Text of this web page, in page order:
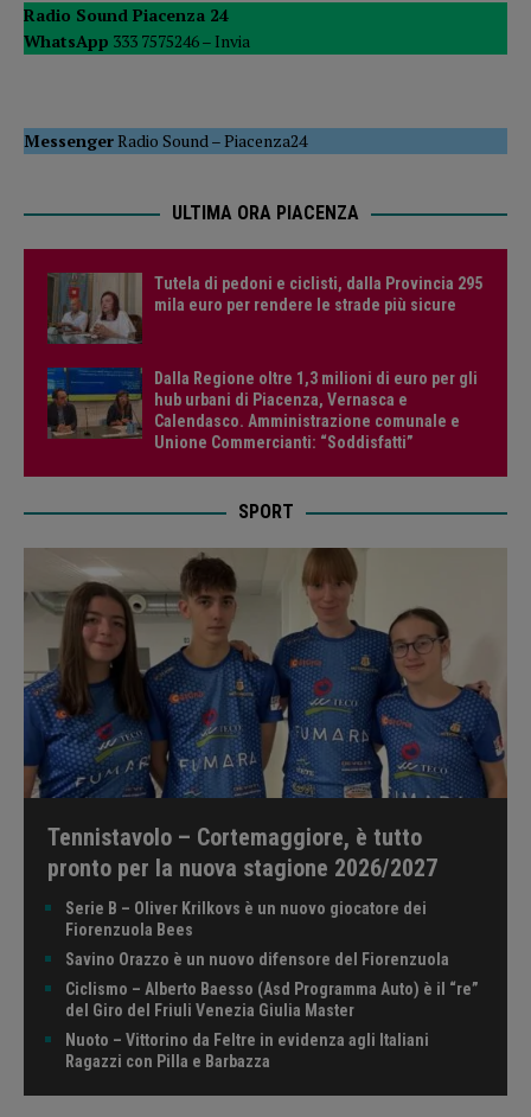
Radio Sound Piacenza 24
WhatsApp 333 7575246 – Invia
MessengerRadio Sound –Piacenza24
ULTIMA ORA PIACENZA
Tutela di pedoni e ciclisti, dalla Provincia 295
mila euro per rendere le strade più sicure
Dalla Regione oltre 1,3 milioni di euro per gli
hub urbani di Piacenza, Vernasca e
Calendasco. Amministrazione comunale e
Unione Commercianti: “Soddisfatti”
SPORT
Tennistavolo – Cortemaggiore, è tutto
pronto per la nuova stagione 2026/2027
Serie B – Oliver Krilkovs è un nuovo giocatore dei
Fiorenzuola Bees
Savino Orazzo è un nuovo difensore del Fiorenzuola
Ciclismo – Alberto Baesso (Asd Programma Auto) è il “re”
del Giro del Friuli Venezia Giulia Master
Nuoto – Vittorino da Feltre in evidenza agli Italiani
Ragazzi con Pilla e Barbazza